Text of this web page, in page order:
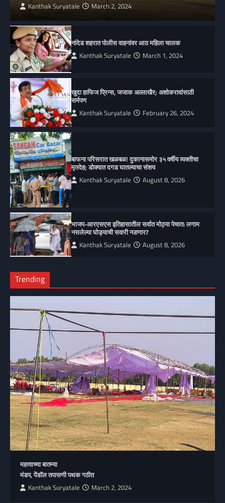
Kanthak Suryatale March 2, 2024
नांदेड शहरात पोलीस वाहनांवर आठ महिला चालक
Kanthak Suryatale March 1, 2024
खुदा हाफिज प्रिन्स, जजाक अल्लाखैर; अशोकरावांसाठी
सर्मपण
Kanthak Suryatale February 26, 2024
बाफना परिसरात खळबळ! दुकानासमोर ३५ वर्षीय व्यक्तीचा
मृतदेह; डोक्यात दगड घातल्याचा संशय
Kanthak Suryatale August 8, 2026
भाजप-आरएसएस इतिहासातील सर्वात मोठ्या पेचात: लगाम
नसलेल्या घोड्याची सवारी नडणार?
Kanthak Suryatale August 8, 2026
Trending
महत्वाच्या बातम्या
मंडप, पेंडॉल तपासणी पथक गठीत
Kanthak Suryatale March 2, 2024